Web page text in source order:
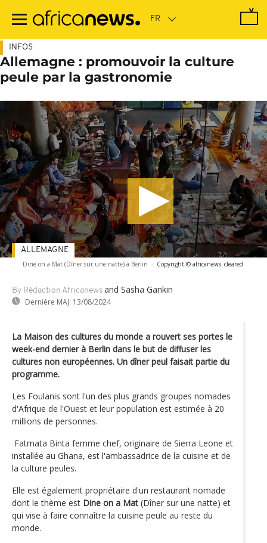
contenu
INFOS
Allemagne : promouvoir la culture
peule par la gastronomie
Dine on a Mat (Dîner sur une natte) à Berlin - Copyright © africanews cleared
By Rédaction Africanews and Sasha Gankin
Dernière MAJ: 13/08/2024
ALLEMAGNE
La Maison des cultures du monde a rouvert ses portes le
week-end dernier à Berlin dans le but de diffuser les
cultures non européennes. Un dîner peul faisait partie du
programme.
Les Foulanis sont l'un des plus grands groupes nomades
d'Afrique de l'Ouest et leur population est estimée à 20
millions de personnes.
Fatmata Binta femme chef, originaire de Sierra Leone et
installée au Ghana, est l'ambassadrice de la cuisine et de
la culture peules.
Elle est également propriétaire d'un restaurant nomade
dont le thème est Dine on a Mat (Dîner sur une natte) et
qui vise à faire connaître la cuisine peule au reste du
monde.